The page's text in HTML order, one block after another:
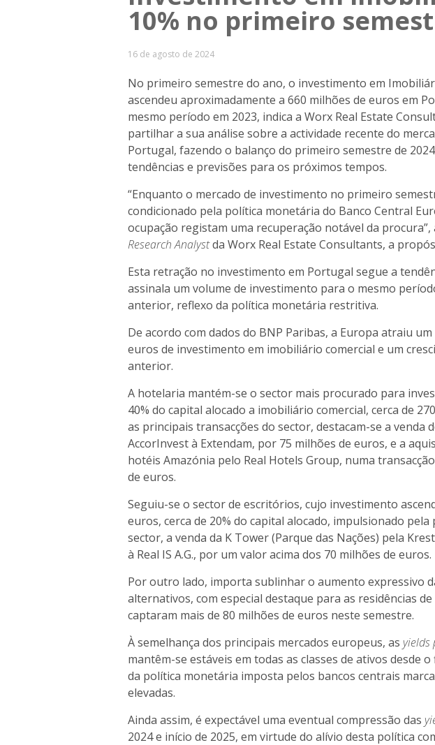
10% no primeiro
16 de agosto de 2024
No primeiro semestre do ano, o investimento em
ascendeu aproximadamente a 660 milhões de euros em
mesmo período em 2023, indica a Worx Real Estate
partilhar a sua análise sobre a actividade recente do
Portugal, fazendo o balanço do primeiro semestre de
tendências e previsões para os próximos tempos.
“Enquanto o mercado de investimento no primeiro
condicionado pela política monetária do Banco Central
ocupação registam uma recuperação notável da
Research Analystda Worx Real Estate Consultants, a
Esta retração no investimento em Portugal segue a
assinala um volume de investimento para o mesmo
anterior, reflexo da política monetária restritiva.
De acordo com dados do BNP Paribas, a Europa atraiu
euros de investimento em imobiliário comercial e um
anterior.
A hotelaria mantém-se o sector mais procurado para
40% do capital alocado a imobiliário comercial, cerca de
as principais transacções do sector, destacam-se a venda
AccorInvest à Extendam, por 75 milhões de euros, e a
hotéis Amazónia pelo Real Hotels Group, numa
de euros.
Seguiu-se o sector de escritórios, cujo investimento
euros, cerca de 20% do capital alocado, impulsionado
sector, a venda da K Tower (Parque das Nações) pela
à Real IS A.G., por um valor acima dos 70 milhões de euros.
Por outro lado, importa sublinhar o aumento expressivo
alternativos, com especial destaque para as residências
captaram mais de 80 milhões de euros neste semestre.
À semelhança dos principais mercados europeus, as yields
mantêm-se estáveis em todas as classes de ativos desde
da política monetária imposta pelos bancos centrais
elevadas.
Ainda assim, é expectável uma eventual compressão das
2024 e início de 2025, em virtude do alívio desta política